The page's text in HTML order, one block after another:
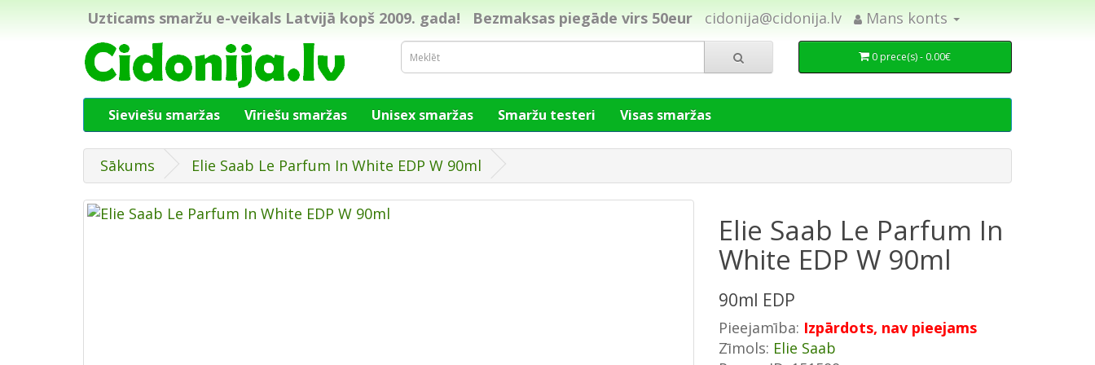
Uzticams smaržu e-veikals Latvijā kopš 2009. gada! Bezmaksas piegāde virs 50eur cidonija@cidonija.lv Mans konts
0 prece(s) - 0.00€
Sieviešu smaržas Vīriešu smaržas Unisex smaržas Smaržu testeri Visas smaržas
Sākums Elie Saab Le Parfum In White EDP W 90ml
Elie Saab Le Parfum In
White EDP W 90ml
90ml EDP
Pieejamība: Izpārdots, nav pieejams
Zīmols: Elie Saab